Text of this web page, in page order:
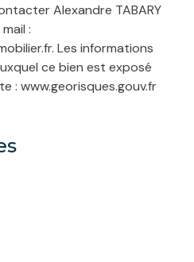
Alexandre TABARY
:
Les informations
ce bien est exposé
: www.georisques.gouv.fr